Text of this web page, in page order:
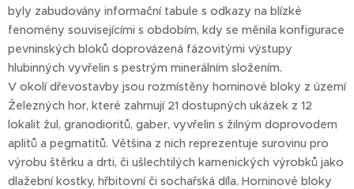
byly zabudovány informační tabule s odkazy na blízké
fenomény souvisejícími s obdobím, kdy se měnila konfigurace
pevninských bloků doprovázená fázovitými výstupy
hlubinných vyvřelin s pestrým minerálním složením.
V okolí dřevostavby jsou rozmístěny horninové bloky z území
Železných hor, které zahrnují 21 dostupných ukázek z 12
lokalit žul, granodioritů, gaber, vyvřelin s žilným doprovodem
aplitů a pegmatitů. Většina z nich reprezentuje surovinu pro
výrobu štěrku a drti, či ušlechtilých kamenických výrobků jako
dlažební kostky, hřbitovní či sochařská díla. Horninové bloky